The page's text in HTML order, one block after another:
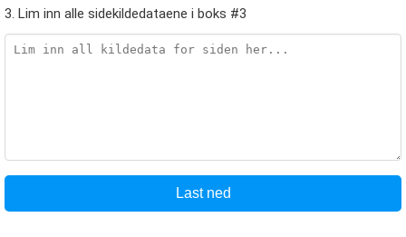
3. Lim inn alle sidekildedataene i boks #3
Last ned